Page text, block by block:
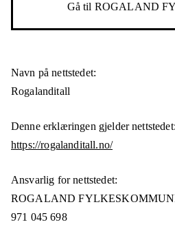
Gå til ROGALAND
Navn på nettstedet:
Rogalanditall
Denne erklæringen gjelder nettstedet:
https://rogalanditall.no/
Ansvarlig for nettstedet:
ROGALAND
971 045 698